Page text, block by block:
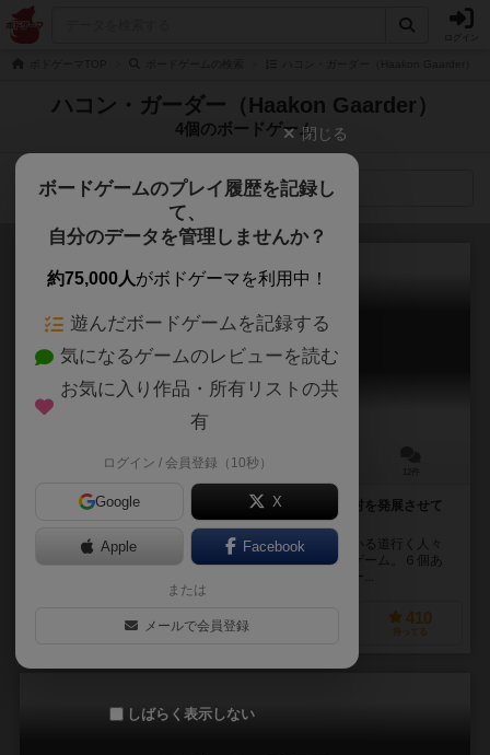
ハコン・ガーダー（Haakon Gaarder）
4個のボードゲーム
検索メニュー
ヴィレジャーズ
Villagers
30～60分
能力の異なる様々な人物カードを集めていき、自分の村を発展させて
中世の新たな村の開祖となって、独自の技術を持っている道行く人々
を村に招きながら、自分の村を発展させていくカードゲーム。６個あ
る山札が無くなり第２市場フェイズが終了したら、ゲー...
435
経験あり
410
持ってる
閉じる
ボードゲームのプレイ履歴を記録し
て、
自分のデータを管理しませんか？
約75,000人がボドゲーマを利用中！
遊んだボードゲームを記録する
気になるゲームのレビューを読む
お気に入り作品・所有リストの共
有
ログイン / 会員登録（10秒）
Google X
Apple Facebook
または
メールで会員登録
しばらく表示しない